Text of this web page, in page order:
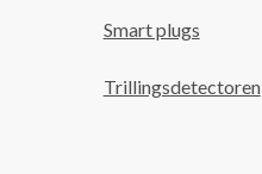
Smart plugs
Trillingsdetectoren